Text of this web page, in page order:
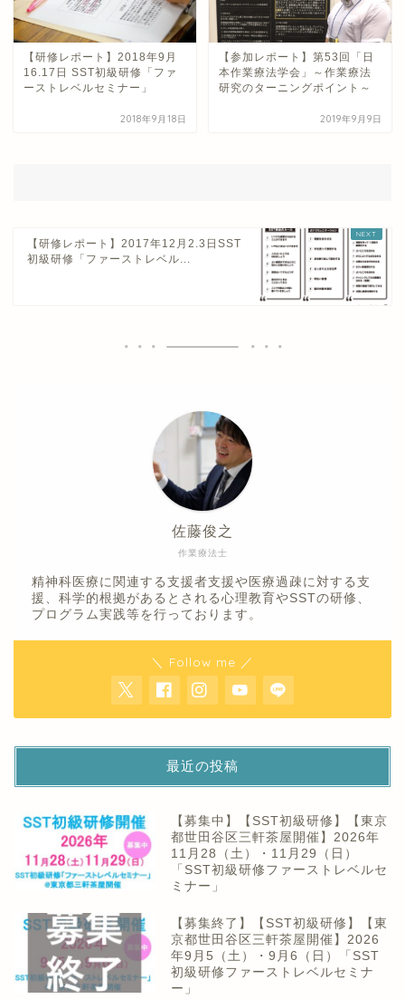
【研修レポート】2018年9月
16.17日 SST初級研修「ファ
ーストレベルセミナー」
2018年9月18日
【参加レポート】第53回「日
本作業療法学会」～作業療法
研究のターニングポイント～
2019年9月9日
【研修レポート】2017年12月2.3日SST
初級研修「ファーストレベル...
作業療法士
佐藤俊之
精神科医療に関連する支援者支援や医療過疎に対する支
援、科学的根拠があるとされる心理教育やSSTの研修、
プログラム実践等を行っております。
＼ Follow me ／
最近の投稿
【募集中】【SST初級研修】【東京
都世田谷区三軒茶屋開催】2026年
11月28（土）・11月29（日）
「SST初級研修ファーストレベルセ
ミナー」
【募集終了】【SST初級研修】【東
京都世田谷区三軒茶屋開催】2026
年9月5（土）・9月6（日）「SST
初級研修ファーストレベルセミナ
ー」